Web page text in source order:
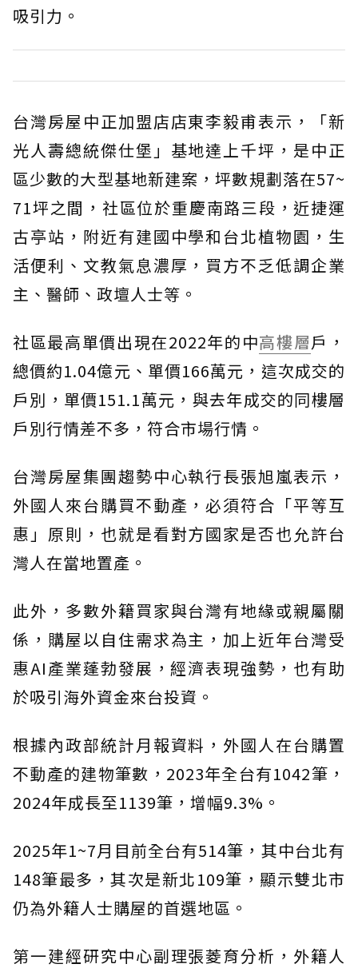
吸引力。
台灣房屋中正加盟店店東李毅甫表示，「新
光人壽總統傑仕堡」基地達上千坪，是中正
區少數的大型基地新建案，坪數規劃落在57~
71坪之間，社區位於重慶南路三段，近捷運
古亭站，附近有建國中學和台北植物園，生
活便利、文教氣息濃厚，買方不乏低調企業
主、醫師、政壇人士等。
社區最高單價出現在2022年的中高樓層戶，
總價約1.04億元、單價166萬元，這次成交的
戶別，單價151.1萬元，與去年成交的同樓層
戶別行情差不多，符合市場行情。
台灣房屋集團趨勢中心執行長張旭嵐表示，
外國人來台購買不動產，必須符合「平等互
惠」原則，也就是看對方國家是否也允許台
灣人在當地置產。
此外，多數外籍買家與台灣有地緣或親屬關
係，購屋以自住需求為主，加上近年台灣受
惠AI產業蓬勃發展，經濟表現強勢，也有助
於吸引海外資金來台投資。
根據內政部統計月報資料，外國人在台購置
不動產的建物筆數，2023年全台有1042筆，
2024年成長至1139筆，增幅9.3%。
2025年1~7月目前全台有514筆，其中台北有
148筆最多，其次是新北109筆，顯示雙北市
仍為外籍人士購屋的首選地區。
第一建經研究中心副理張菱育分析，外籍人